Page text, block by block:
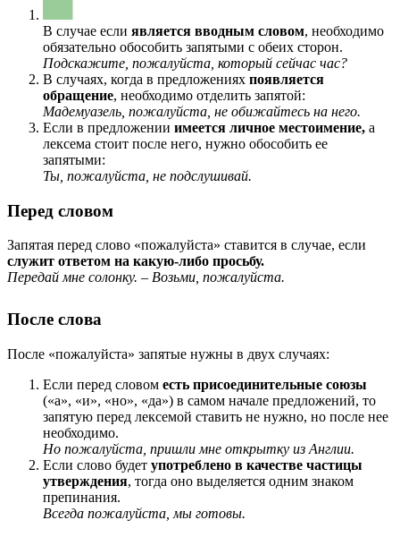
В случае если является вводным словом, необходимо
обязательно обособить запятыми с обеих сторон.
Подскажите, пожалуйста, который сейчас час?
В случаях, когда в предложениях появляется
обращение, необходимо отделить запятой:
Мадемуазель, пожалуйста, не обижайтесь на него.
Если в предложении имеется личное местоимение, а
лексема стоит после него, нужно обособить ее
запятыми:
Ты, пожалуйста, не подслушивай.
Перед словом
Запятая перед слово «пожалуйста» ставится в случае, если
служит ответом на какую-либо просьбу.
Передай мне солонку. – Возьми, пожалуйста.
После слова
После «пожалуйста» запятые нужны в двух случаях:
Если перед словом есть присоединительные союзы
(«а», «и», «но», «да») в самом начале предложений, то
запятую перед лексемой ставить не нужно, но после нее
необходимо.
Но пожалуйста, пришли мне открытку из Англии.
Если слово будет употреблено в качестве частицы
утверждения, тогда оно выделяется одним знаком
препинания.
Всегда пожалуйста, мы готовы.